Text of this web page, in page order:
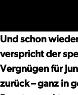
Und schon
verspricht der
Vergnügen für
zurück – ganz in